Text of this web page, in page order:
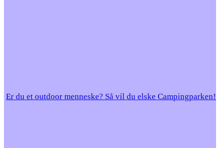
Er du et outdoor menneske? Så vil du elske Campingparken!